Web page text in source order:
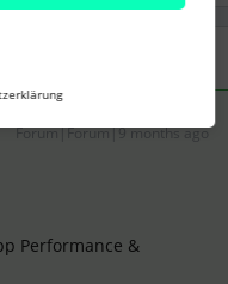
Forum|Forum|9 months ago
Performance &